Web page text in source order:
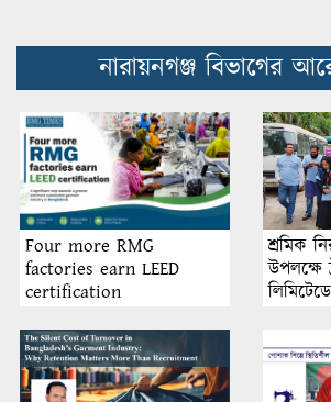
নারায়নগঞ্জ বিভাগের
Four more RMG
factories earn LEED
certification
শ্রমিক
উপলক্ষে